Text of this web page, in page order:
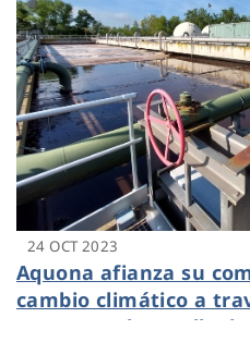
24 OCT 2023
Aquona afianza su
cambio climático a
ISO 14064 de Huella